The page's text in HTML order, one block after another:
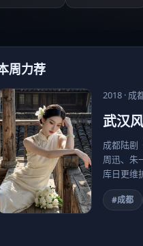
周力荐
2018 · 成
武汉
成都陆剧
周迅、朱
库日更维
#成都